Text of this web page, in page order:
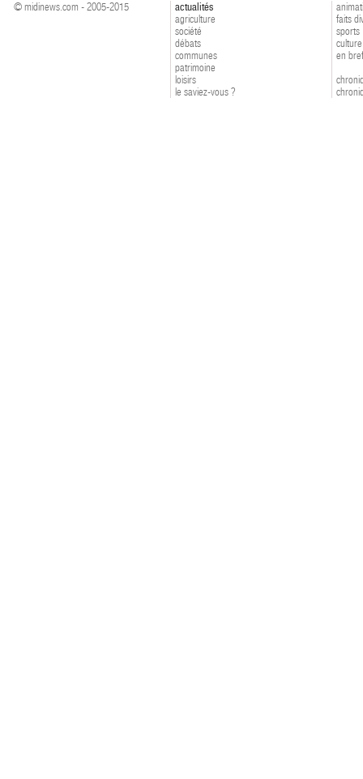
© midinews.com - 2005-2015
actualités
agriculture
société
débats
communes
patrimoine
loisirs
le saviez-vous ?
faits
sports
culture
en bref